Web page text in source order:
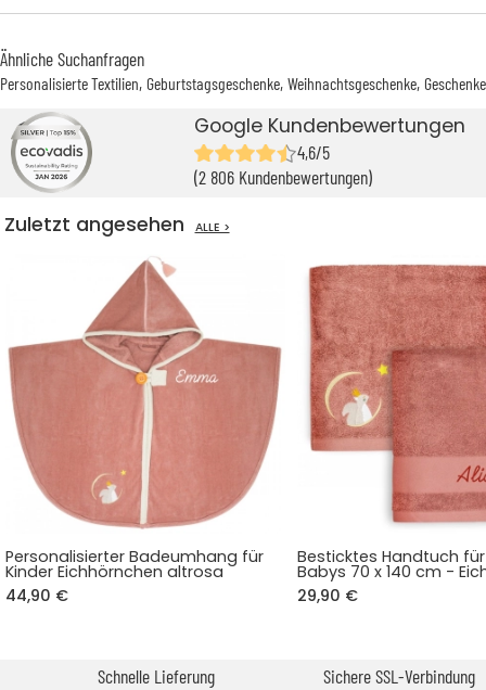
Ähnliche Suchanfragen
Personalisierte Textilien Geburtstagsgeschenke Weihnachtsgeschenke
Google Kundenbewertungen
4,6/5
(2 806 Kundenbewertungen)
Zuletzt angesehen ALLE >
Personalisierter Badeumhang für
Kinder Eichhörnchen altrosa
44,90 €
Besticktes Handtuch
Babys 70 x 140 cm -
29,90 €
Schnelle Lieferung Sichere SSL-Verbindung